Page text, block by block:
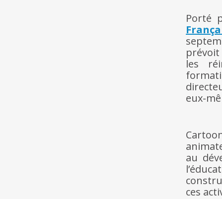
Porté
les
eux-
au
ces